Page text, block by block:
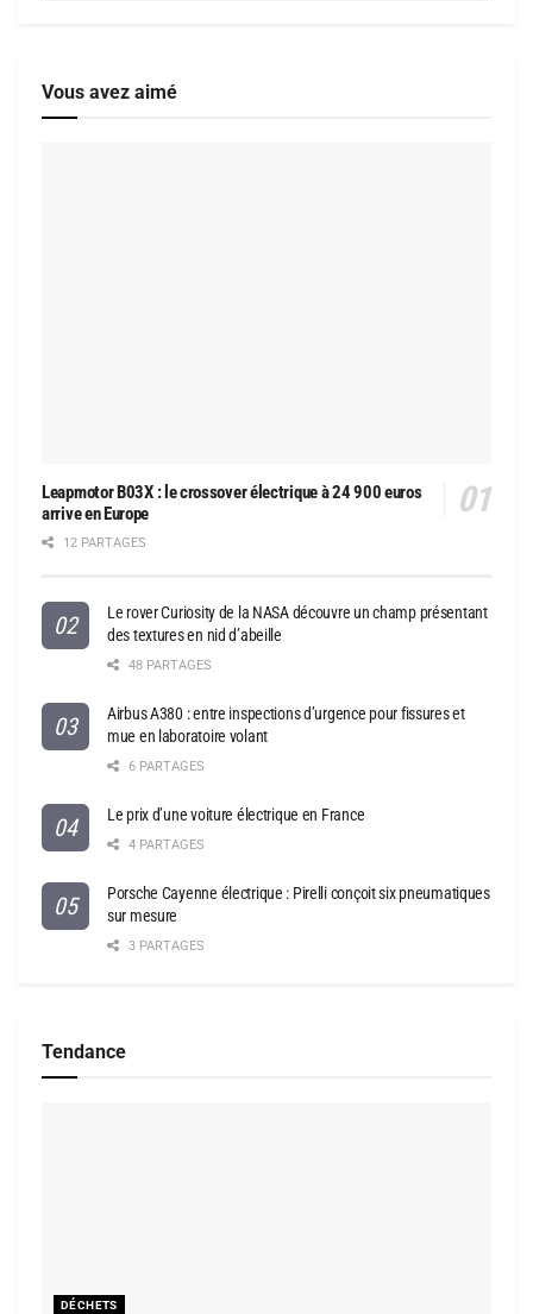
Vous avez aimé
Leapmotor B03X : le crossover électrique à 24 900 euros
arrive en Europe
12 PARTAGES
Le rover Curiosity de la NASA découvre un champ présentant
des textures en nid d’abeille
48 PARTAGES
Airbus A380 : entre inspections d’urgence pour fissures et
mue en laboratoire volant
6 PARTAGES
Le prix d’une voiture électrique en France
4 PARTAGES
Porsche Cayenne électrique : Pirelli conçoit six pneumatiques
sur mesure
3 PARTAGES
Tendance
DÉCHETS